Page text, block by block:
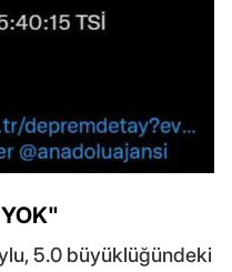
5.0 büyüklüğündeki